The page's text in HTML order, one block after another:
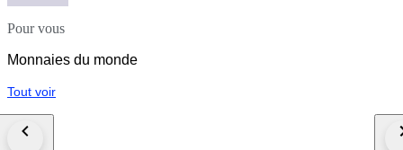
Pour vous
Monnaies du monde
Tout voir